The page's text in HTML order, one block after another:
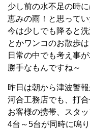
少し前の水不足の時
恵みの雨！と思ってい
今は少しでも降ると
とかワンコのお散歩
日常の中でも考え事
勝手なもんですね～
昨日は朝から津波警
河合工務店でも、打
お客様の携帯、スタ
4台～5台が同時に鳴